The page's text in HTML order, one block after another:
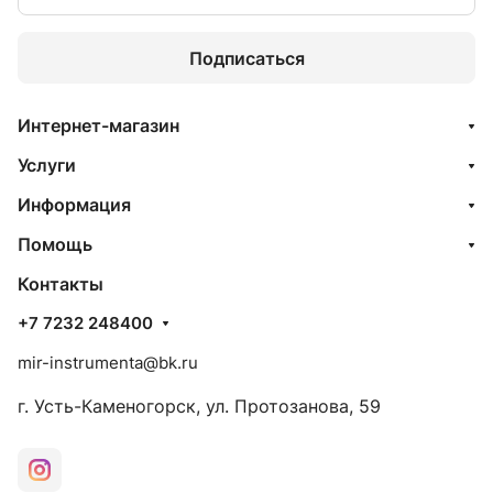
мрамора, гранита, кварца, керамики,
строительных материалов; сверления
Подписаться
Интернет-магазин
Услуги
Информация
Помощь
Контакты
+7 7232 248400
mir-instrumenta@bk.ru
г. Усть-Каменогорск, ул. Протозанова, 59